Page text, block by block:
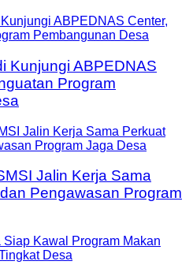
Kunjungi ABPEDNAS
Program
Jalin Kerja Sama
Pengawasan Program